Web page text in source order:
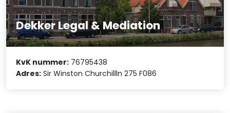
Dekker Legal & Mediation
KvK nummer: 76795438
Adres: Sir Winston Churchillln 275 F086